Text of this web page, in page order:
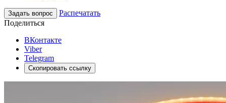
Задать вопрос
Распечатать
Поделиться
ВКонтакте
Viber
Telegram
Скопировать ссылку